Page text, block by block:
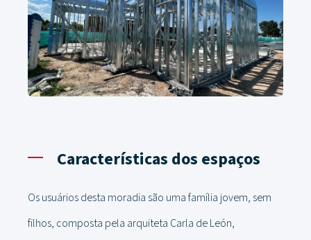
Características dos espaços
Os usuários desta moradia são uma família jovem, sem
filhos, composta pela arquiteta Carla de León,